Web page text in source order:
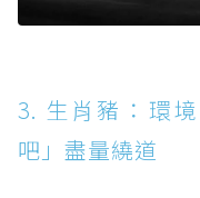
3. 生肖豬：環
吧」盡量繞道